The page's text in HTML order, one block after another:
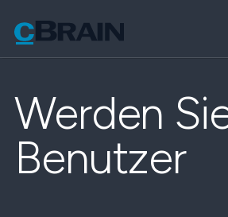
Werden
Benutzer